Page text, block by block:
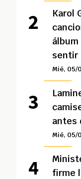
Karol
sentir
Mié, 05/
antes
Mié, 05/
firme